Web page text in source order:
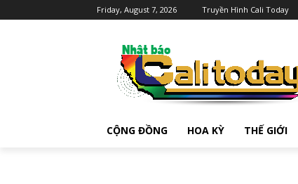
Friday, August 7, 2026 Truyền Hình Cali Today
CỘNG ĐỒNG HOA KỲ THẾ GIỚI